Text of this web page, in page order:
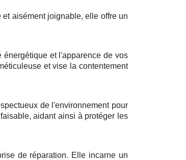
aisément joignable, elle offre un
et l'apparence de vos
et vise la contentement
de l'environnement pour
aidant ainsi à protéger les
de réparation. Elle incarne un